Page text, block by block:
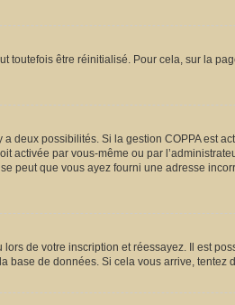
toutefois être réinitialisé. Pour cela, sur la
deux possibilités. Si la gestion COPPA
activée par vous-même ou par
peut que vous ayez fourni une adresse
de votre inscription et réessayez. Il est
de données. Si cela vous arrive, tentez